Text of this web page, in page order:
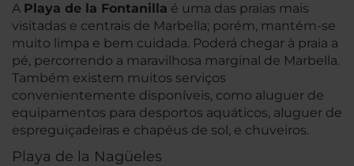
A Playa de la Fontanilla é uma das praias mais
visitadas e centrais de Marbella; porém, mantém-se
muito limpa e bem cuidada. Poderá chegar à praia a
pé, percorrendo a maravilhosa marginal de Marbella.
Também existem muitos serviços
convenientemente disponíveis, como aluguer de
equipamentos para desportos aquáticos, aluguer de
espreguiçadeiras e chapéus de sol, e chuveiros.
Playa de la Nagüeles